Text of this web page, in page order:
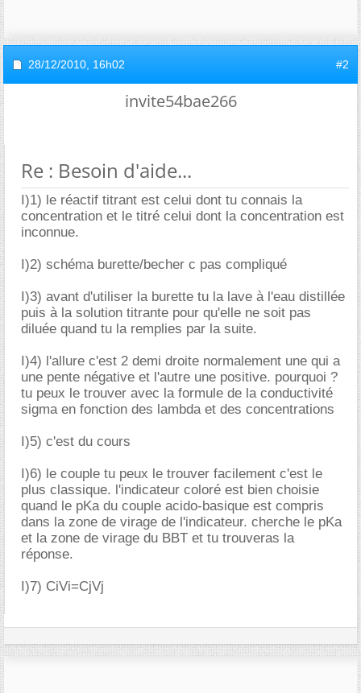
28/12/2010, 16h02 #2
invite54bae266
Re : Besoin d'aide...
I)1) le réactif titrant est celui dont tu connais la
concentration et le titré celui dont la concentration est
inconnue.
I)2) schéma burette/becher c pas compliqué
I)3) avant d'utiliser la burette tu la lave à l'eau distillée
puis à la solution titrante pour qu'elle ne soit pas
diluée quand tu la remplies par la suite.
I)4) l'allure c'est 2 demi droite normalement une qui a
une pente négative et l'autre une positive. pourquoi ?
tu peux le trouver avec la formule de la conductivité
sigma en fonction des lambda et des concentrations
I)5) c'est du cours
I)6) le couple tu peux le trouver facilement c'est le
plus classique. l'indicateur coloré est bien choisie
quand le pKa du couple acido-basique est compris
dans la zone de virage de l'indicateur. cherche le pKa
et la zone de virage du BBT et tu trouveras la
réponse.
I)7) CiVi=CjVj